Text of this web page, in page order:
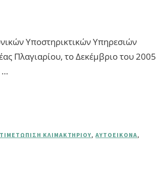
Υποστηρικτικών Υπηρεσιών
Πλαγιαρίου, το Δεκέμβριο του 2005
…
ΚΛΙΜΑΚΤΗΡΊΟΥ,ΑΥΤΟΕΙΚΌΝΑ,